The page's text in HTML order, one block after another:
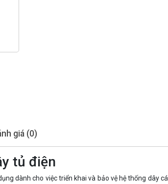
giá (0)
tủ điện
dành cho việc triển khai và bảo vệ hệ thống dây